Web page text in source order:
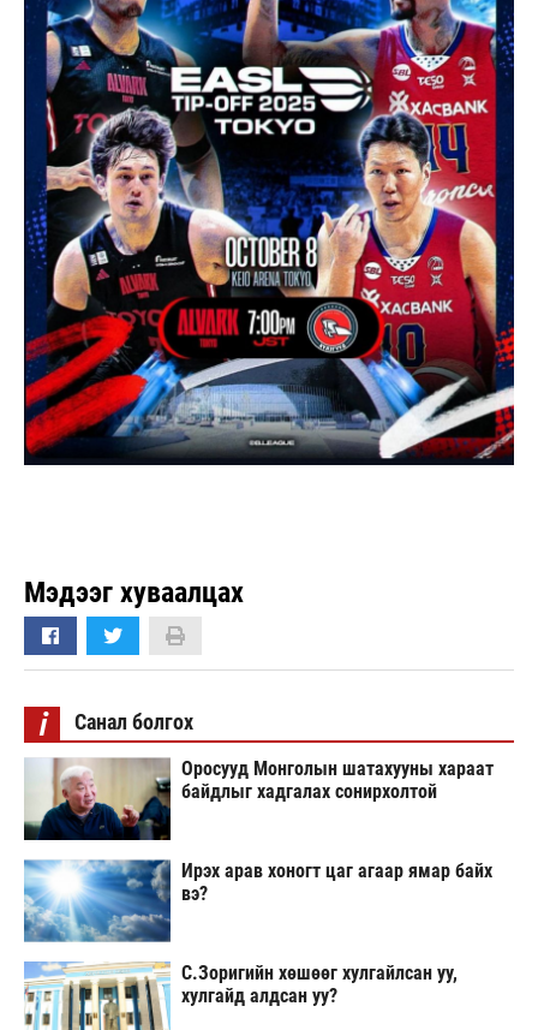
Мэдээг хуваалцах
i Санал болгох
Оросууд Монголын шатахууны хараат
байдлыг хадгалах сонирхолтой
Ирэх арав хоногт цаг агаар ямар байх
вэ?
С.Зоригийн хөшөөг хулгайлсан уу,
хулгайд алдсан уу?